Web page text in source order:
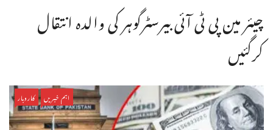
چیئر مین پی ٹی آئی بیرسٹرگوہر کی والدہ انتقال
کرگئیں
اہم خبریں کاروبار